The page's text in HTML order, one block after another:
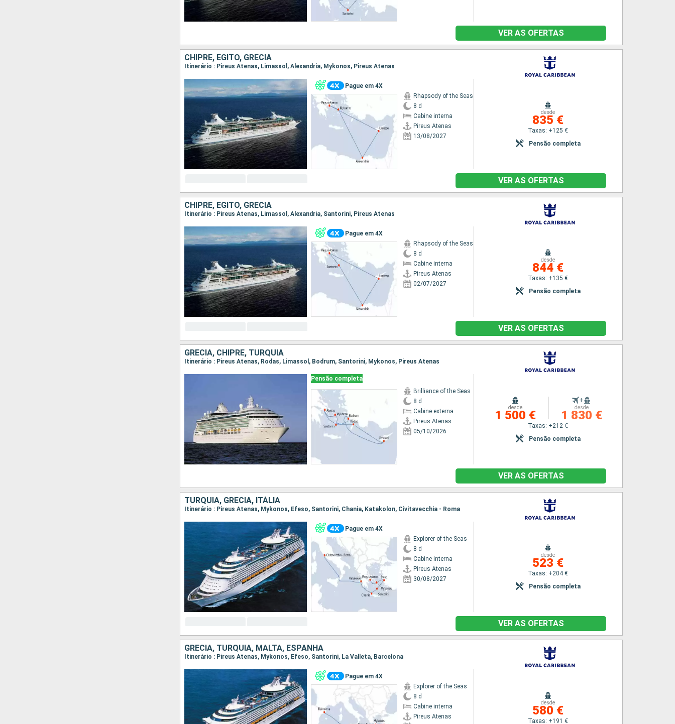
VER AS OFERTAS
CHIPRE, EGITO, GRÉCIA
Itinerário : Pireus Atenas, Limassol, Alexandria, Mykonos, Pireus Atenas
Pague em 4X
Rhapsody of the Seas
8 d
Cabine interna
Pireus Atenas
13/08/2027
desde
835 €
Taxas: +125 €
Pensão completa
VER AS OFERTAS
CHIPRE, EGITO, GRÉCIA
Itinerário : Pireus Atenas, Limassol, Alexandria, Santorini, Pireus Atenas
Pague em 4X
Rhapsody of the Seas
8 d
Cabine interna
Pireus Atenas
02/07/2027
desde
844 €
Taxas: +135 €
Pensão completa
VER AS OFERTAS
GRÉCIA, CHIPRE, TURQUIA
Itinerário : Pireus Atenas, Rodas, Limassol, Bodrum, Santorini, Mykonos, Pireus Atenas
Pensão completa
Brilliance of the Seas
8 d
Cabine externa
Pireus Atenas
05/10/2026
desde
1 500 €
+
desde
1 830 €
Taxas: +212 €
Pensão completa
VER AS OFERTAS
TURQUIA, GRÉCIA, ITÁLIA
Itinerário : Pireus Atenas, Mykonos, Efeso, Santorini, Chania, Katakolon, Civitavecchia - Roma
Pague em 4X
Explorer of the Seas
8 d
Cabine interna
Pireus Atenas
30/08/2027
desde
523 €
Taxas: +204 €
Pensão completa
VER AS OFERTAS
GRÉCIA, TURQUIA, MALTA, ESPANHA
Itinerário : Pireus Atenas, Mykonos, Efeso, Santorini, La Valleta, Barcelona
Pague em 4X
Explorer of the Seas
8 d
Cabine interna
Pireus Atenas
desde
580 €
Taxas: +191 €